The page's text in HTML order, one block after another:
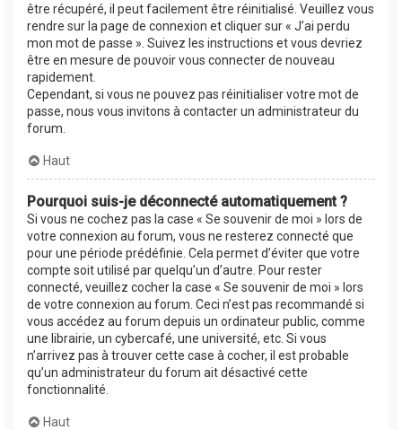
être récupéré, il peut facilement être réinitialisé. Veuillez vous
rendre sur la page de connexion et cliquer sur « J’ai perdu
mon mot de passe ». Suivez les instructions et vous devriez
être en mesure de pouvoir vous connecter de nouveau
rapidement.
Cependant, si vous ne pouvez pas réinitialiser votre mot de
passe, nous vous invitons à contacter un administrateur du
forum.
Haut
Pourquoi suis-je déconnecté automatiquement ?
Si vous ne cochez pas la case « Se souvenir de moi » lors de
votre connexion au forum, vous ne resterez connecté que
pour une période prédéfinie. Cela permet d’éviter que votre
compte soit utilisé par quelqu’un d’autre. Pour rester
connecté, veuillez cocher la case « Se souvenir de moi » lors
de votre connexion au forum. Ceci n’est pas recommandé si
vous accédez au forum depuis un ordinateur public, comme
une librairie, un cybercafé, une université, etc. Si vous
n’arrivez pas à trouver cette case à cocher, il est probable
qu’un administrateur du forum ait désactivé cette
fonctionnalité.
Haut